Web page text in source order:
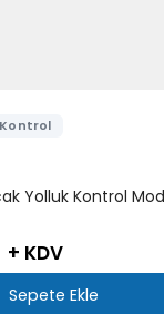
Kontrol
Yolluk Kontrol
+ KDV
Sepete Ekle